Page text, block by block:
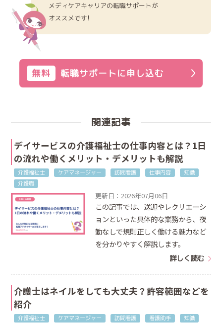
メディケアキャリアの転職サポートが
オススメです!
無料 転職サポートに申し込む
関連記事
デイサービスの介護福祉士の仕事内容とは？1日
の流れや働くメリット・デメリットも解説
介護福祉士 ケアマネージャー 訪問看護 仕事内容
知識
介護職
更新日：2026年07月06日
この記事では、送迎やレクリエーシ
ョンといった具体的な業務から、夜
勤なしで規則正しく働ける魅力など
を分かりやすく解説します。
詳しく読む
介護士はネイルをしても大丈夫？許容範囲などを
紹介
介護福祉士 ケアマネージャー 訪問看護 看護助手
知識